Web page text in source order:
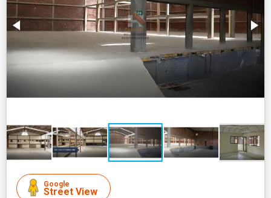
Google
Street View